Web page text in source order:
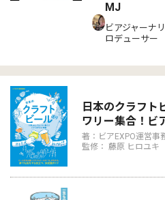
MJ
ビアジャーナ
ロデューサー
日本のクラフ
ワリー集合！ビ
著：ビアEXPO運営事
監修： 藤原 ヒロユキ